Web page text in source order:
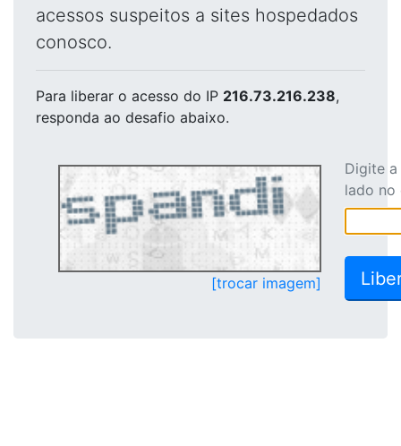
acessos suspeitos a sites hospedados
conosco.
Para liberar o acesso do IP 216.73.216.238,
responda ao desafio abaixo.
[trocar imagem]
Digite
lado no